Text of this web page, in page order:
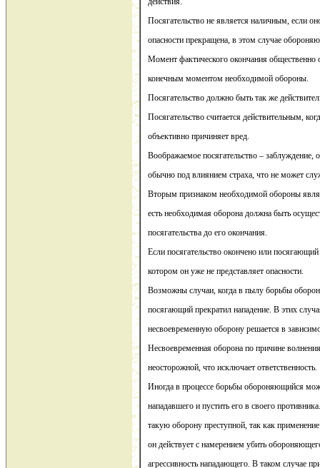
Посягательство не является наличным, если
опасности прекращена, в этом случае
Момент фактического окончания общественно
конечным моментом необходимой обороны.
Посягательство должно быть так же
Посягательство считается действительным,
объективно причиняет вред.
Воображаемое посягательство – заблуждение,
обычно под влиянием страха, что не может
Вторым признаком необходимой обороны
есть необходимая оборона должна быть
посягательства до его окончания.
Если посягательство окончено или
котором он уже не представляет опасности.
Возможны случаи, когда в пылу борьбы
посягающий прекратил нападение. В этих
несвоевременную оборону решается в
Несвоевременная оборона по причине
неосторожной, что исключает ответственность.
Иногда в процессе борьбы обороняющийся
нападавшего и пустить его в своего
такую оборону преступной, так как
он действует с намерением убить
агрессивность нападающего. В таком случае